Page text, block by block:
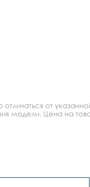
от
модели. Цена на